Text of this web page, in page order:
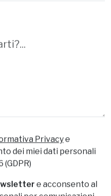
Privacy e
dei miei dati personali
(GDPR)
e acconsento al